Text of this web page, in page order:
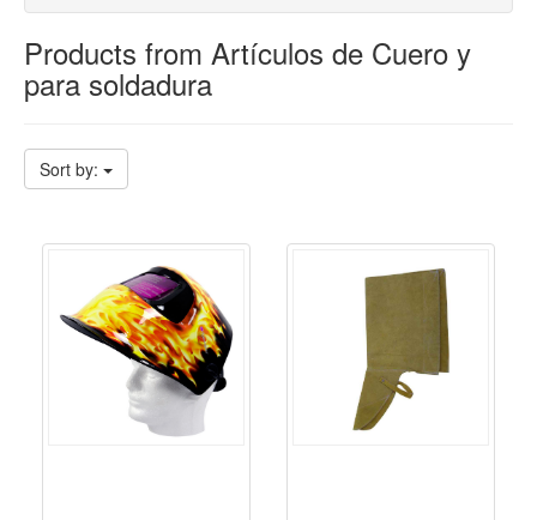
Products from Artículos de Cuero y
para soldadura
Sort by: